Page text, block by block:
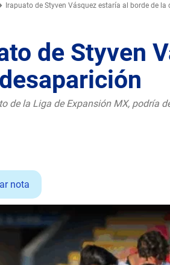
Irapuato de Styven Vásquez estaría al borde de la
de Styven
de la Liga de Expansión MX, podría
nota